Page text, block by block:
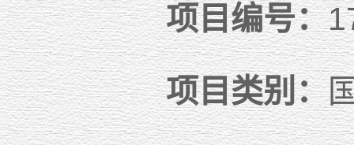
项目编号：
项目类别：